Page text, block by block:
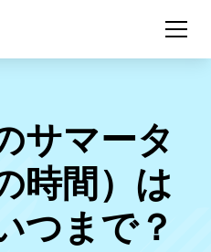
サマータ
時間）は
つまで？